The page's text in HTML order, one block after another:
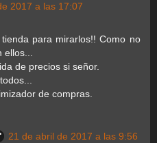
2017 a las 17:07
para mirarlos!! Como no
ellos...
de precios si señor.
de compras.
21 de abril de 2017 a las 9:56